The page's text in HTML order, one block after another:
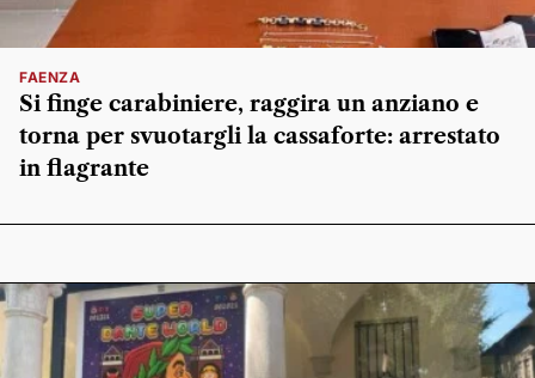
FAENZA
Si finge carabiniere, raggira un anziano e
torna per svuotargli la cassaforte: arrestato
in flagrante